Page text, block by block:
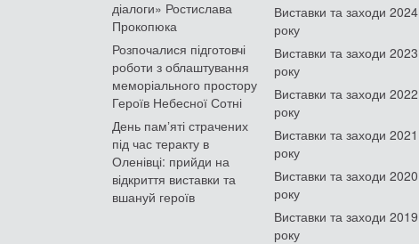
діалоги» Ростислава
Прокопюка
Розпочалися підготовчі
роботи з облаштування
меморіального простору
Героїв Небесної Сотні
День памʼяті страчених
під час теракту в
Оленівці: прийди на
відкриття виставки та
вшануй героїв
Виставки та заходи 2024
року
Виставки та заходи 2023
року
Виставки та заходи 2022
року
Виставки та заходи 2021
року
Виставки та заходи 2020
року
Виставки та заходи 2019
року